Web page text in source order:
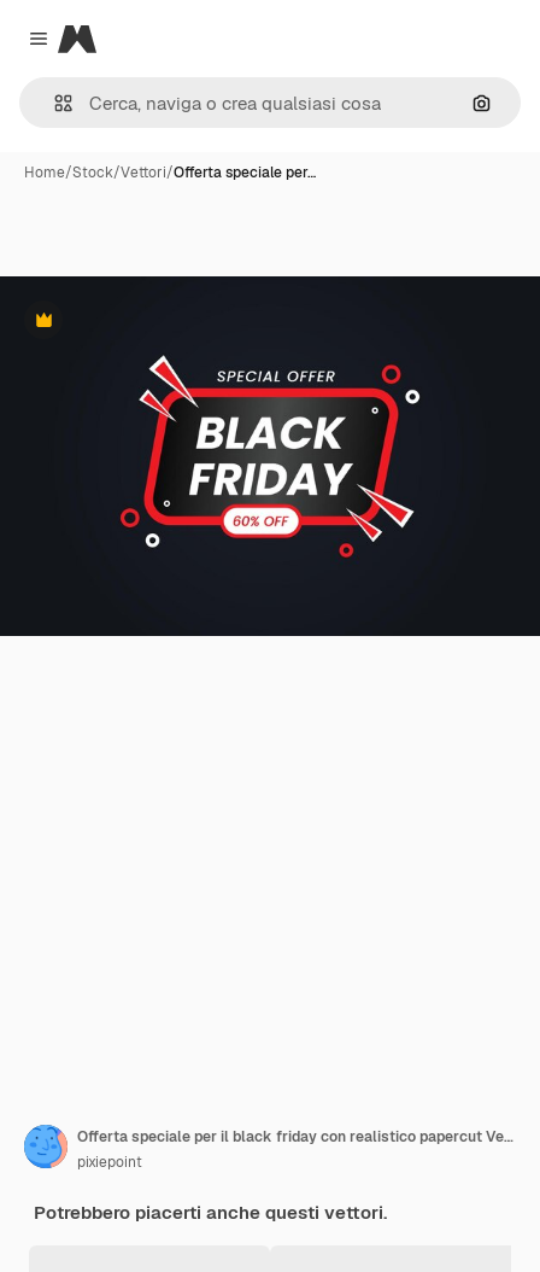
Close menu
Magnific
Cerca
Home/Stock/Vettori/Offerta speciale per…
Premium
Offerta speciale per il black friday con realistico papercut Vector
pixiepoint
Potrebbero piacerti anche questi vettori.